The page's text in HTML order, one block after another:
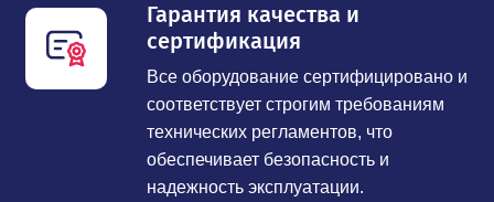
Гарантия качества и
сертификация
Все оборудование сертифицировано и
соответствует строгим требованиям
технических регламентов, что
обеспечивает безопасность и
надежность эксплуатации.